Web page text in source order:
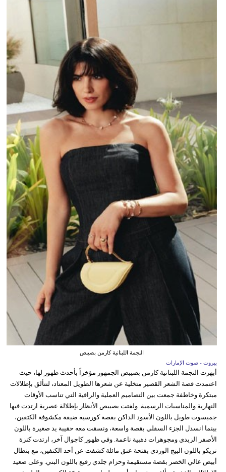
النجمة اللبنانية كارمن بصيبص
بيروت - صوت الإمارات
أبهرت النجمة اللبنانية كارمن بصيبص الجمهور مؤخراً بأحدث ظهور لها، حيث
اعتمدت قصة الشعر القصير متخلية عن شعرها الطويل المعتاد، لتتألق بإطلالات
مبتكرة وخاطفة جمعت بين التصاميم العملية والراقية التي تناسب الأوقات
النهارية والمناسبات الرسمية. ولفتت بصيبص الأنظار بإطلالة عصرية ارتدت فيها
جمبسوت طويل باللون الأسود الداكن بقصة كورسيه ضيقة مكشوفة الكتفين،
بينما انسدل الجزء السفلي بقصة واسعة، ونسقت معه حقيبة يد صغيرة باللون
الأصفر الزبدي ومجوهرات ذهبية ناعمة. وفي ظهور كاجوال آخر، ارتدت كنزة
تريكو باللون البيج الوردي بفتحة عنق مائلة كشفت عن أحد الكتفين، مع بنطال
أبيض عالي الخصر بقصة مستقيمة وحزام جلدي رفيع باللون البني. وعلى صعيد